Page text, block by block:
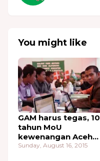
You might like
GAM harus tegas, 10
tahun MoU
kewenangan Aceh
masih di permainkan
Sunday, August 16, 2015